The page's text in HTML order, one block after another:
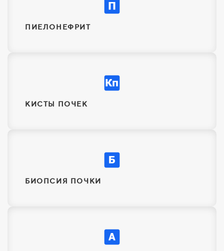
ПИЕЛОНЕФРИТ
КИСТЫ ПОЧЕК
БИОПСИЯ ПОЧКИ